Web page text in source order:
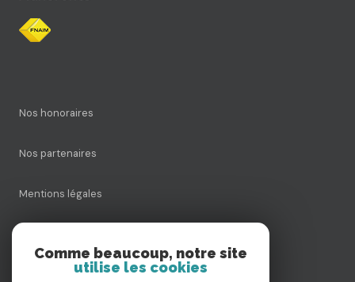
Nos honoraires
Nos partenaires
Mentions légales
Politique RGPD
Comme beaucoup, notre site
utilise les cookies